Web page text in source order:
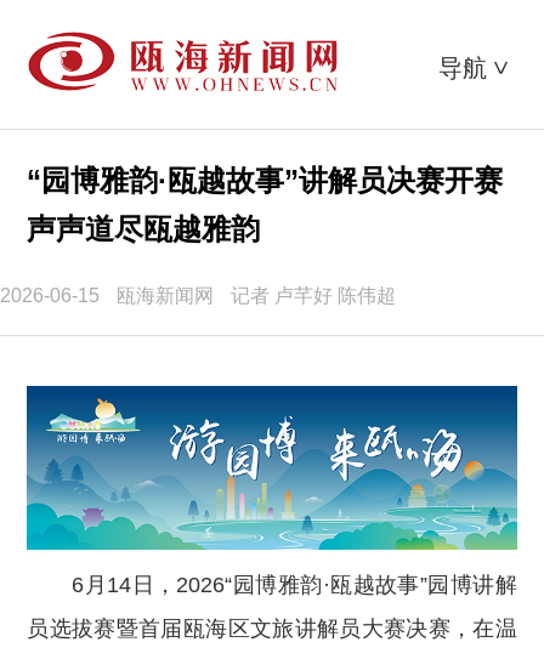
导航 >
“园博雅韵·瓯越故事”讲解员决赛开赛
声声道尽瓯越雅韵
2026-06-15 瓯海新闻网 记者 卢芊好 陈伟超
6月14日，2026“园博雅韵·瓯越故事”园博讲解
员选拔赛暨首届瓯海区文旅讲解员大赛决赛，在温